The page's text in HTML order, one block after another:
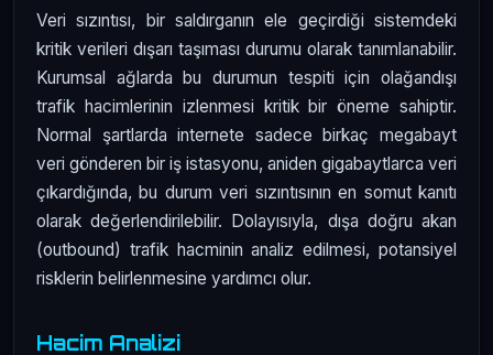
Veri sızıntısı, bir saldırganın ele geçirdiği sistemdeki
kritik verileri dışarı taşıması durumu olarak tanımlanabilir.
Kurumsal ağlarda bu durumun tespiti için olağandışı
trafik hacimlerinin izlenmesi kritik bir öneme sahiptir.
Normal şartlarda internete sadece birkaç megabayt
veri gönderen bir iş istasyonu, aniden gigabaytlarca veri
çıkardığında, bu durum veri sızıntısının en somut kanıtı
olarak değerlendirilebilir. Dolayısıyla, dışa doğru akan
(outbound) trafik hacminin analiz edilmesi, potansiyel
risklerin belirlenmesine yardımcı olur.
Hacim Analizi